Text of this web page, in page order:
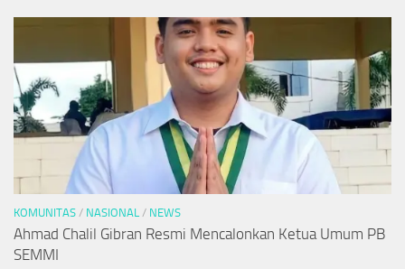
KOMUNITAS / NASIONAL / NEWS
Ahmad Chalil Gibran Resmi Mencalonkan Ketua Umum PB
SEMMI